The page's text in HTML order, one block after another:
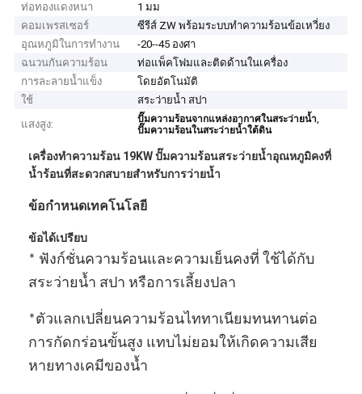
ท่อทองแดงหนา
1 มม
คอมเพรสเซอร์
ซีรีส์ ZW พร้อมระบบทำความร้อนข้อเหวี่ยง
อุณหภูมิในการทำงาน
-20--45 องศา
ฉนวนกันความร้อน
ท่อแพ็คโฟมและติดด้านในเครื่อง
การละลายน้ำแข็ง
โดยอัตโนมัติ
ใช้
สระว่ายน้ำ สปา
แสงสูง:
ปั๊มความร้อนจากแหล่งอากาศในสระว่ายน้ำ,
ปั๊มความร้อนในสระว่ายน้ำใต้ดิน
เครื่องทำความร้อน 19KW ปั๊มความร้อนสระว่ายน้ำอุณหภูมิคงที่
น้ำร้อนที่สะดวกสบายสำหรับการว่ายน้ำ
ข้อกำหนดเทคโนโลยี
ข้อได้เปรียบ
* ฟังก์ชั่นความร้อนและความเย็นคงที่ ใช้ได้กับ
สระว่ายน้ำ สปา หรือการเลี้ยงปลา
*ตัวแลกเปลี่ยนความร้อนไททาเนียมทนทานต่อ
การกัดกร่อนขั้นสูง แทบไม่ยอมให้เกิดความเสีย
หายทางเคมีของน้ำ